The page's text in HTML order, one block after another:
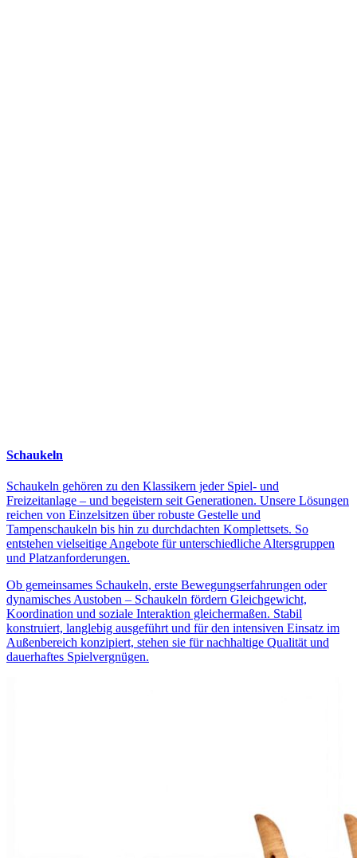
Schaukeln
Schaukeln gehören zu den Klassikern jeder Spiel- und
Freizeitanlage – und begeistern seit Generationen. Unsere Lösungen
reichen von Einzelsitzen über robuste Gestelle und
Tampenschaukeln bis hin zu durchdachten Komplettsets. So
entstehen vielseitige Angebote für unterschiedliche Altersgruppen
und Platzanforderungen.
Ob gemeinsames Schaukeln, erste Bewegungserfahrungen oder
dynamisches Austoben – Schaukeln fördern Gleichgewicht,
Koordination und soziale Interaktion gleichermaßen. Stabil
konstruiert, langlebig ausgeführt und für den intensiven Einsatz im
Außenbereich konzipiert, stehen sie für nachhaltige Qualität und
dauerhaftes Spielvergnügen.